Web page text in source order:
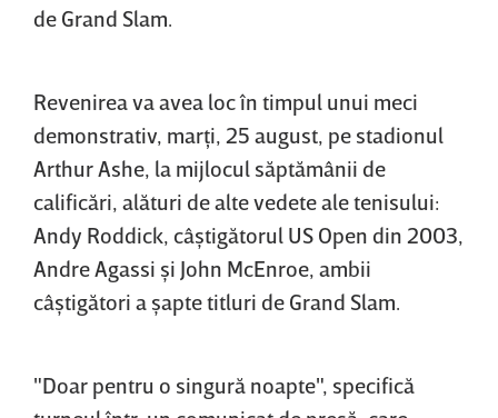
de Grand Slam.
Revenirea va avea loc în timpul unui meci
demonstrativ, marţi, 25 august, pe stadionul
Arthur Ashe, la mijlocul săptămânii de
calificări, alături de alte vedete ale tenisului:
Andy Roddick, câştigătorul US Open din 2003,
Andre Agassi şi John McEnroe, ambii
câştigători a şapte titluri de Grand Slam.
"Doar pentru o singură noapte", specifică